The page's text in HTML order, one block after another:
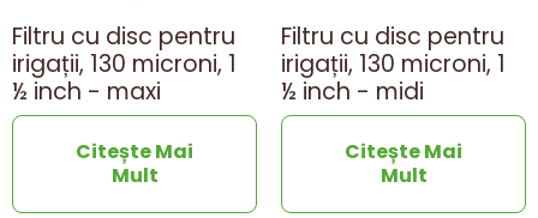
Filtru cu disc pentru
irigații, 130 microni, 1
½ inch - maxi
Citește Mai
Mult
Filtru cu disc pentru
irigații, 130 microni, 1
½ inch - midi
Citește Mai
Mult